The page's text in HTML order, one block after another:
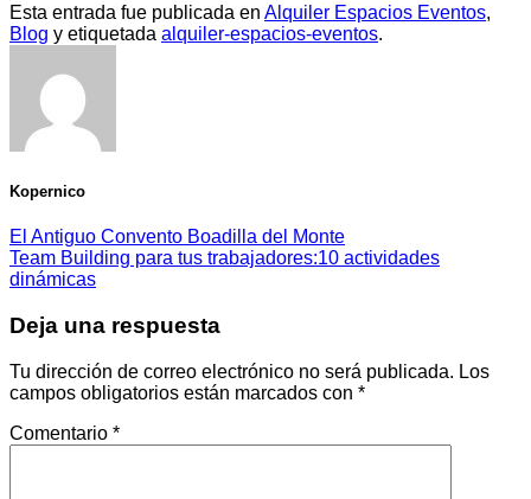
Esta entrada fue publicada en Alquiler Espacios Eventos,
Blog y etiquetada alquiler-espacios-eventos.
Kopernico
El Antiguo Convento Boadilla del Monte
Team Building para tus trabajadores:10 actividades
dinámicas
Deja una respuesta
Tu dirección de correo electrónico no será publicada. Los
campos obligatorios están marcados con *
Comentario *